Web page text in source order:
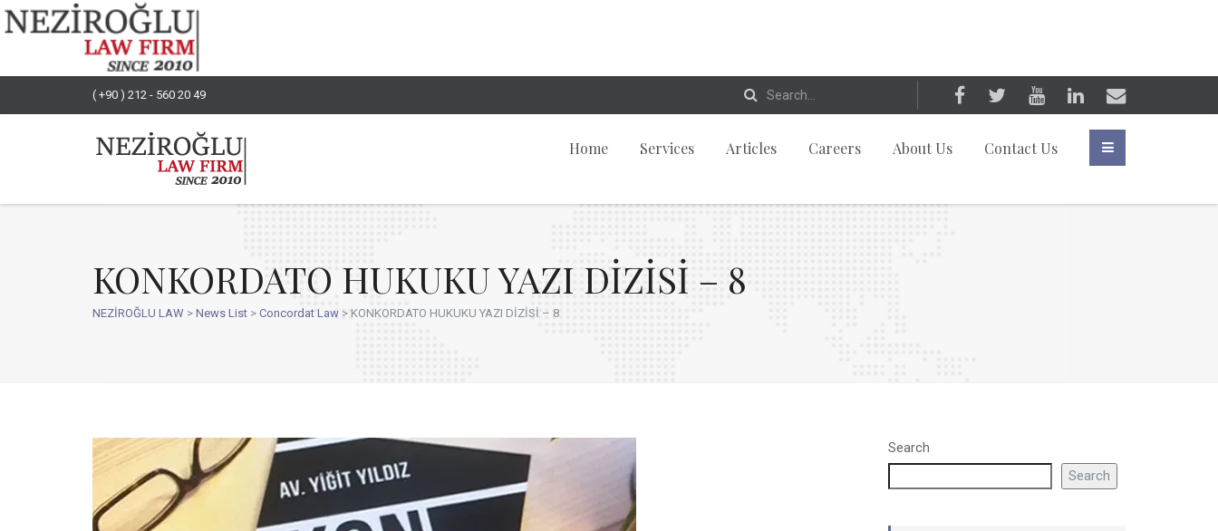
( +90 ) 212 - 560 20 49
Home Services Articles Careers About Us Contact Us
KONKORDATO HUKUKU YAZI DİZİSİ – 8
NEZİROĞLU LAW > News List > Concordat Law > KONKORDATO HUKUKU YAZI DİZİSİ – 8
Search
Search